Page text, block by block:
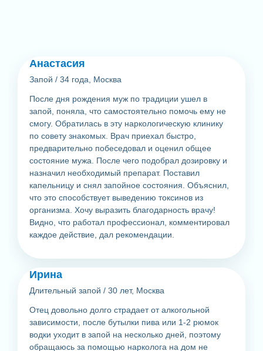
Анастасия
Запой / 34 года, Москва
После дня рождения муж по традиции ушел в
запой, поняла, что самостоятельно помочь ему не
смогу. Обратилась в эту наркологическую клинику
по совету знакомых. Врач приехал быстро,
предварительно побеседовал и оценил общее
состояние мужа. После чего подобрал дозировку и
назначил необходимый препарат. Поставил
капельницу и снял запойное состояния. Объяснил,
что это способствует выведению токсинов из
организма. Хочу выразить благодарность врачу!
Видно, что работал профессионал, комментировал
каждое действие, дал рекомендации.
Ирина
Длительный запой / 30 лет, Москва
Отец довольно долго страдает от алкогольной
зависимости, после бутылки пива или 1-2 рюмок
водки уходит в запой на несколько дней, поэтому
обращаюсь за помощью нарколога на дом не